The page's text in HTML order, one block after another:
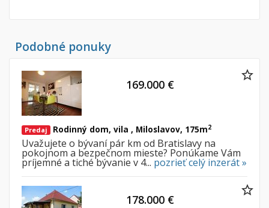
Nebytové priestory
Rekreačné, reštauračné
Garáž, garážové státie
Filtre
Len s fotkou
Novostavba
searchHľadaj
Podobné ponuky
Predaj Rodinný dom, vila , Miloslavov, 175m2
Uvažujete o bývaní pár km od Bratislavy na
pokojnom a bezpečnom mieste? Ponúkame Vám
príjemné a tiché bývanie v 4... pozrieť celý inzerát »
169.000 €
178.000 €